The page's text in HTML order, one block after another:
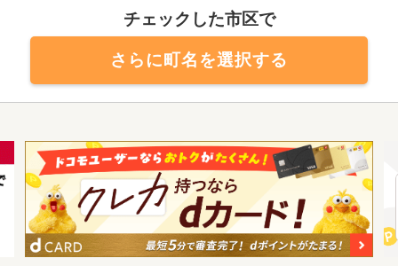
チェックした市区で
さらに町名を選択する